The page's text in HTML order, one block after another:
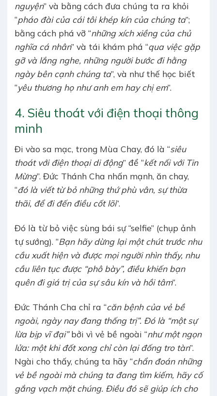
nguyện” và bằng cách đưa chúng ta ra khỏi
“pháo đài của cái tôi khép kín của chúng ta”;
bằng cách phá vỡ “những xích xiềng của chủ
nghĩa cá nhân” và tái khám phá “qua việc gặp
gỡ và lắng nghe, những người bước đi hằng
ngày bên cạnh chúng ta”, và như thế học biết
“yêu thương họ như anh em hay chị em”.
4. Siêu thoát với điện thoại thông
minh
Đi vào sa mạc, trong Mùa Chay, đó là “siêu
thoát với điện thoại di động” để “kết nối với Tin
Mừng”. Đức Thánh Cha nhấn mạnh, ăn chay,
“đó là viết từ bỏ những thứ phù vân, sự thừa
thãi, để đi đến điều cốt lõi”.
Đó là từ bỏ việc sùng bái sự “selfie” (chụp ảnh
tự sướng). “Bạn hãy dừng lại một chút trước nhu
cầu xuất hiện và được mọi người nhìn thấy, nhu
cầu liên tục được “phô bày”, điều khiến bạn
quên đi giá trị của sự sâu kín và hồi tâm”.
Đức Thánh Cha chỉ ra “căn bệnh của vẻ bề
ngoài, ngày nay đang thống trị”. Đó là “một sự
lừa bịp vĩ đại”bởi vì vẻ bề ngoài “như một ngọn
lửa: một khi đốt xong chỉ còn lại đống tro tàn”.
Ngài cho thấy, chúng ta hãy “chẩn đoán những
vẻ bề ngoài mà chúng ta đang tìm kiếm, hãy cố
gắng vạch mặt chúng. Điều đó sẽ giúp ích cho